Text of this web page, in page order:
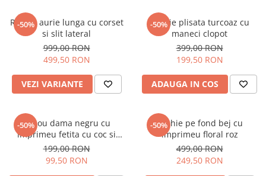
-50%
Rochie aurie lunga cu corset
si slit lateral
999,00 RON
499,50 RON
VEZI VARIANTE
-50%
Rochie plisata turcoaz cu
maneci clopot
399,00 RON
199,50 RON
ADAUGA IN COS
-50%
Tricou dama negru cu
imprimeu fetita cu coc si
ochelari albastrii
199,00 RON
99,50 RON
-50%
Rochie pe fond bej cu
imprimeu floral roz
499,00 RON
249,50 RON